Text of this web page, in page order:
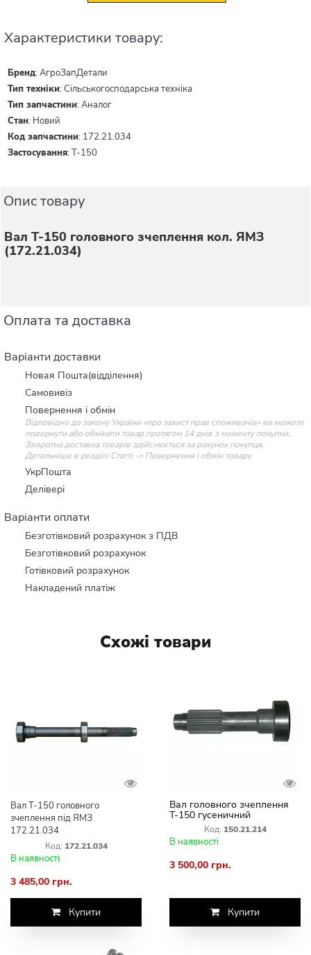
Характеристики товару:
Бренд:АгроЗапДетали
Тип техніки:Сільськогосподарська техніка
Тип запчастини:Аналог
Стан: Новий
Код запчастини: 172.21.034
Застосування:Т-150
Опис товару
Вал Т-150 головного зчеплення кол. ЯМЗ
(172.21.034)
Оплата та доставка
Варіанти доставки
Новая Пошта(відділення)
Самовивіз
Повернення і обмін
Відповідно до закону України «про захист прав споживачів» ви можете
повернути або обміняти товар протягом 14 днів з моменту покупки.
Зворотна доставка товарів здійснюється за рахунок покупця.
Детальніше в розділі Статті -> Повернення і обмін товару
УкрПошта
Делівері
Варіанти оплати
Безготівковий розрахунок з ПДВ
Безготівковий розрахунок
Готівковий розрахунок
Накладений платіж
Схожі товари
Вал Т-150 головного
зчеплення під ЯМЗ
172.21.034
Код: 172.21.034
В наявності
3 485,00 грн.
Купити
Вал головного зчеплення
Т-150 гусеничний
150.21.214-3
Код: 150.21.214
В наявності
3 500,00 грн.
Купити